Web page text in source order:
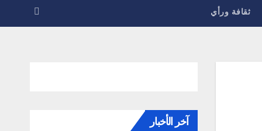
ثقافة ورأي
آخر الأخبار